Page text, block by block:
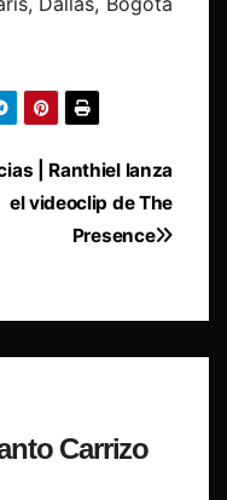
| Ranthiel lanza
el videoclip de The
Presence
Carrizo